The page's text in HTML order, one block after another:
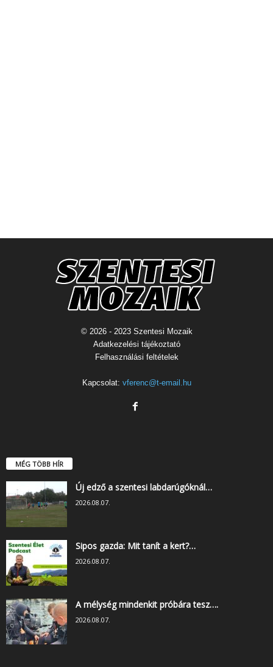
© 2026 - 2023 Szentesi Mozaik
Adatkezelési tájékoztató
Felhasználási feltételek
Kapcsolat: vferenc@t-email.hu
MÉG TÖBB HÍR
Új edző a szentesi labdarúgóknál…
2026.08.07.
Sipos gazda: Mit tanít a kert?…
2026.08.07.
A mélység mindenkit próbára tesz….
2026.08.07.